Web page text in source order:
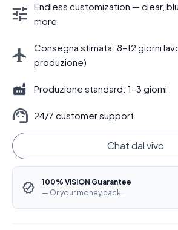
Endless customization — clear,
more
Consegna stimata: 8–12 giorni
produzione)
Produzione standard: 1–3 giorni
24/7 customer support
Chat dal vivo
100% VISION Guarantee
— Or your money back.